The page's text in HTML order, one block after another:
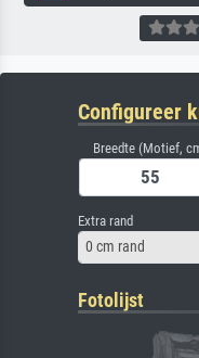
Configureer
Breedte (Motief,
Extra rand
0 cm rand
Fotolijst